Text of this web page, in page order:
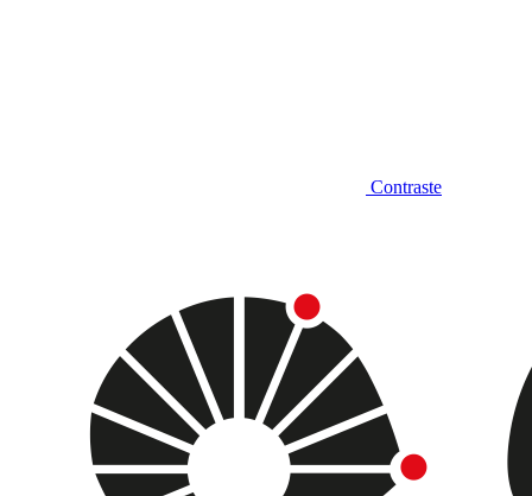
Contraste